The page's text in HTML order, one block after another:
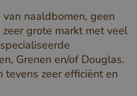
naaldbomen, geen
grote markt met veel
Grenen en/of Douglas.
tevens zeer efficiënt en